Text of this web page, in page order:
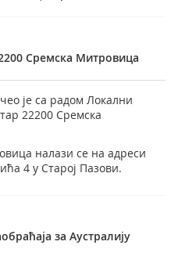
Сремска Митровица
је са радом Локални
22200 Сремска
налази се на адреси
4 у Старој Пазови.
за Аустралију